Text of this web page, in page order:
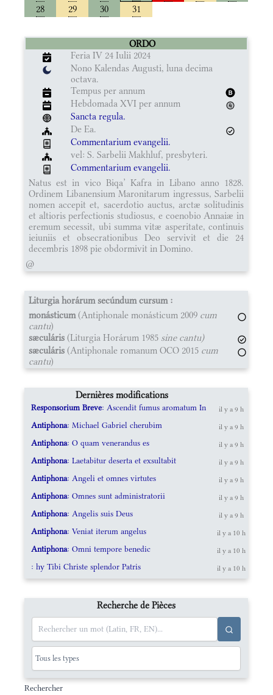
28 29 30 31
ORDO
Feria IV 24 Iulii 2024
Nono Kalendas Augusti, luna decima
octava.
Tempus per annum
Hebdomada XVI per annum
Sancta regula.
De Ea.
Commentarium evangelii.
vel: S. Sarbelii Makhluf, presbyteri.
Commentarium evangelii.
Natus est in vico Biqa’ Kafra in Libano anno 1828.
Ordinem Libanensium Maronitarum ingressus, Sarbelii
nomen accepit et, sacerdotio auctus, arctæ solitudinis
et altioris perfectionis studiosus, e coenobio Annaiæ in
eremum secessit, ubi summa vitæ asperitate, continuis
ieiuniis et obsecrationibus Deo servivit et die 24
decembris 1898 pie obdormivit in Domino.
@
Liturgia horárum secúndum cursum :
monásticum(Antiphonale monásticum 2009 cum
cantu)
sæculáris (Liturgia Horárum 1985 sine cantu)
sæculáris (Antiphonale romanum OCO 2015 cum
cantu)
Dernières modifications
Responsorium Breve: Ascendit fumus aromatum In il y a 9 h
Antiphona: Michael Gabriel cherubim il y a 9 h
Antiphona: O quam venerandus es il y a 9 h
Antiphona: Laetabitur deserta et exsultabit il y a 9 h
Antiphona: Angeli et omnes virtutes il y a 9 h
Antiphona: Omnes sunt administratorii il y a 9 h
Antiphona: Angelis suis Deus il y a 9 h
Antiphona: Veniat iterum angelus il y a 10 h
Antiphona: Omni tempore benedic il y a 10 h
: hy Tibi Christe splendor Patris il y a 10 h
Recherche de Pièces
Rechercher